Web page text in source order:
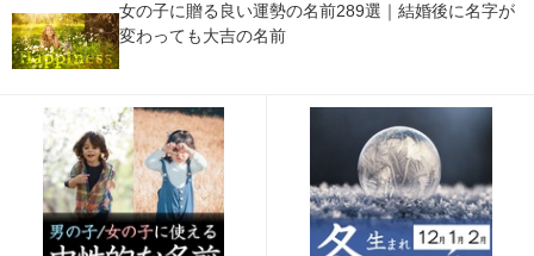
女の子に贈る良い運勢の名前289選｜結婚後に名字が
変わっても大吉の名前